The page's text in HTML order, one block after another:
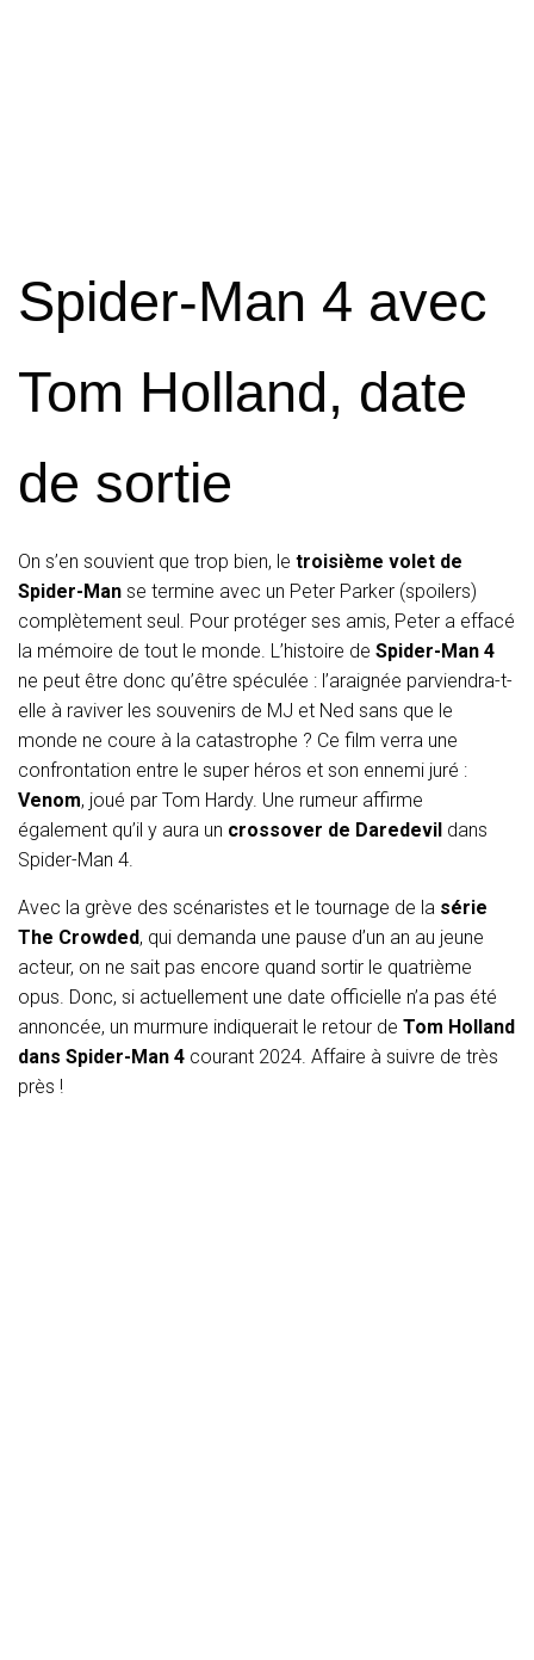
Spider-Man 4 avec
Tom Holland, date
de sortie
On s’en souvient que trop bien, le troisième volet de
Spider-Man se termine avec un Peter Parker (spoilers)
complètement seul. Pour protéger ses amis, Peter a effacé
la mémoire de tout le monde. L’histoire de Spider-Man 4
ne peut être donc qu’être spéculée : l’araignée parviendra-t-
elle à raviver les souvenirs de MJ et Ned sans que le
monde ne coure à la catastrophe ? Ce film verra une
confrontation entre le super héros et son ennemi juré :
Venom, joué par Tom Hardy. Une rumeur affirme
également qu’il y aura un crossover de Daredevil dans
Spider-Man 4.
Avec la grève des scénaristes et le tournage de la série
The Crowded, qui demanda une pause d’un an au jeune
acteur, on ne sait pas encore quand sortir le quatrième
opus. Donc, si actuellement une date officielle n’a pas été
annoncée, un murmure indiquerait le retour de Tom Holland
dans Spider-Man 4 courant 2024. Affaire à suivre de très
près !